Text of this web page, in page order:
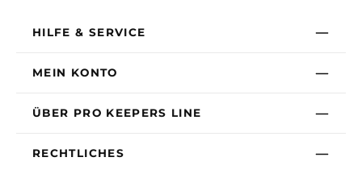
HILFE & SERVICE
MEIN KONTO
ÜBER PRO KEEPERS LINE
RECHTLICHES